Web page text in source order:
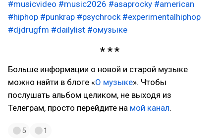
#musicvideo #music2026 #asaprocky #american
#hiphop #punkrap #psychrock #experimentalhiphop
#djdrugfm #dailylist #омузыке
Больше информации о новой и старой музыке
можно найти в блоге «О музыке». Чтобы
послушать альбом целиком, не выходя из
Телеграм, просто перейдите на мой канал.
5 1